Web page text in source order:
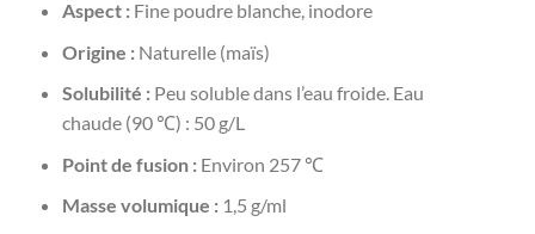
Aspect : Fine poudre blanche, inodore
Origine : Naturelle (maïs)
Solubilité : Peu soluble dans l’eau froide. Eau
chaude (90 ℃) : 50 g/L
Point de fusion : Environ 257 ℃
Masse volumique : 1,5 g/ml